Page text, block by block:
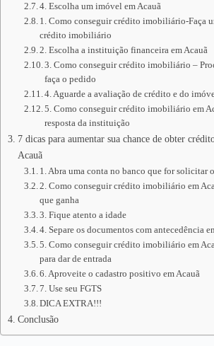
4. Escolha um imóvel em Acauã
1. Como conseguir crédito imobiliário-Faça
crédito imobiliário
2. Escolha a instituição financeira em Acauã
3. Como conseguir crédito imobiliário –
faça o pedido
4. Aguarde a avaliação de crédito e do
5. Como conseguir crédito imobiliário em
resposta da instituição
7 dicas para aumentar sua chance de obter
Acauã
1. Abra uma conta no banco que for solicitar
2. Como conseguir crédito imobiliário em
que ganha
3. Fique atento a idade
4. Separe os documentos com antecedência
5. Como conseguir crédito imobiliário em
para dar de entrada
6. Aproveite o cadastro positivo em Acauã
7. Use seu FGTS
DICA EXTRA!!!
Conclusão